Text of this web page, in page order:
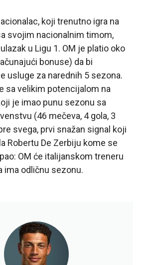
koji trenutno igra na
svojim nacionalnim timom,
u Ligu 1. OM je platio oko
bonuse) da bi
usluge za narednih 5 sezona.
sa velikim potencijalom na
je imao punu sezonu sa
(46 mečeva, 4 gola, 3
svega, prvi snažan signal koji
Robertu De Zerbiju kome se
OM će italijanskom treneru
ima odličnu sezonu.